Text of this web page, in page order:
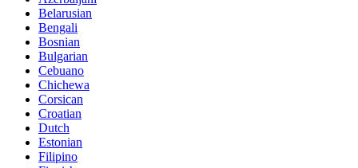
Belarusian
Bengali
Bosnian
Bulgarian
Cebuano
Chichewa
Corsican
Croatian
Dutch
Estonian
Filipino